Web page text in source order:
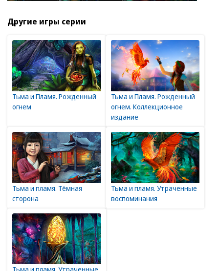
Другие игры серии
Тьма и Пламя. Рожденный
огнем
Тьма и Пламя. Рожденный
огнем. Коллекционное
издание
Тьма и пламя. Тёмная
сторона
Тьма и пламя. Утраченные
воспоминания